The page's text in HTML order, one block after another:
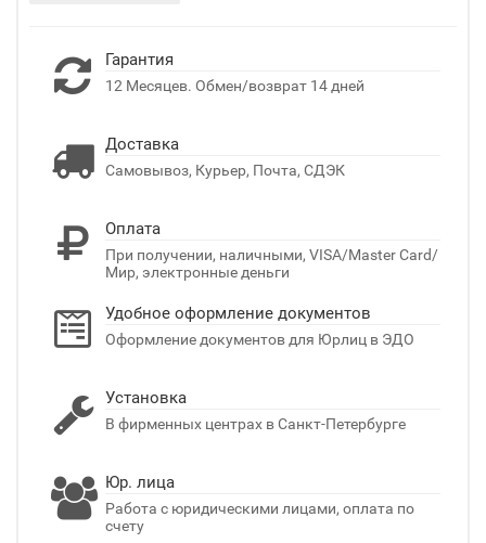
Гарантия
12 Месяцев. Обмен/возврат 14 дней
Доставка
Самовывоз, Курьер, Почта, СДЭК
Оплата
При получении, наличными, VISA/Master Card/
Мир, электронные деньги
Удобное оформление документов
Оформление документов для Юрлиц в ЭДО
Установка
В фирменных центрах в Санкт-Петербурге
Юр. лица
Работа с юридическими лицами, оплата по
счету